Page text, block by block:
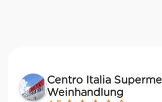
Centro Italia
Weinhandlung